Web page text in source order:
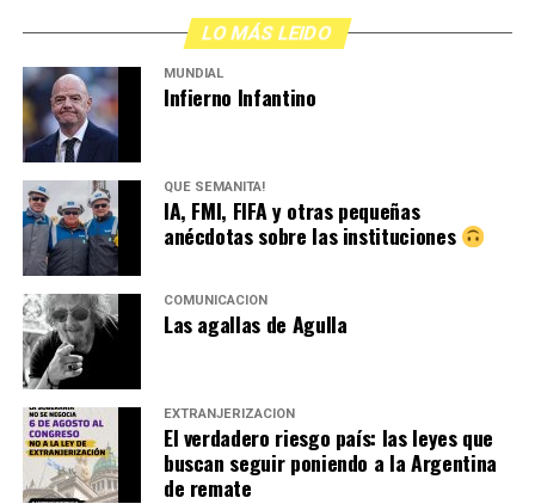
LO MÁS LEIDO
MUNDIAL
Infierno Infantino
QUÉ SEMANITA!
IA, FMI, FIFA y otras pequeñas
anécdotas sobre las instituciones
COMUNICACIÓN
Las agallas de Agulla
EXTRANJERIZACIÓN
El verdadero riesgo país: las leyes que
buscan seguir poniendo a la Argentina
de remate